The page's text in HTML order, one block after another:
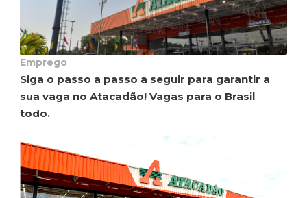
Emprego
Siga o passo a passo a seguir para garantir a
sua vaga no Atacadão! Vagas para o Brasil
todo.